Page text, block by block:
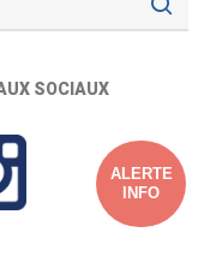
SOCIAUX
ALERTE
INFO